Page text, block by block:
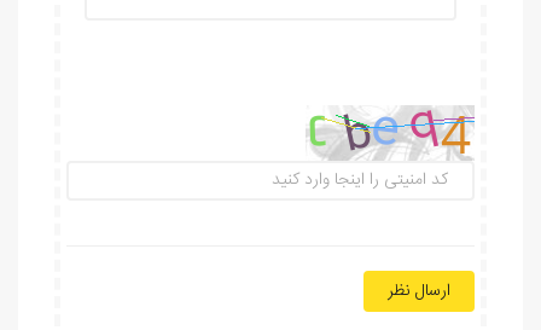
ارسال نظر